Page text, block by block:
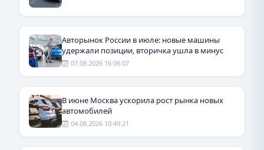
Авторынок России в июле: новые машины
удержали позиции, вторичка ушла в минус
07.08.2026 16:06:07
В июне Москва ускорила рост рынка новых
автомобилей
04.08.2026 10:49:21